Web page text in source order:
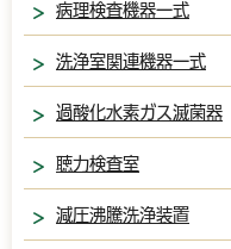
病理検査機器一式
洗浄室関連機器一式
過酸化水素ガス滅菌器
聴力検査室
減圧沸騰洗浄装置